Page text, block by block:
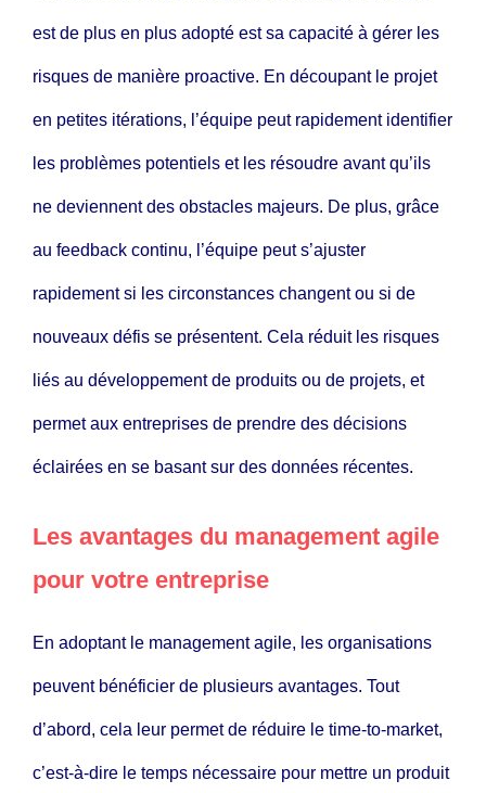
est de plus en plus adopté est sa capacité à gérer les
risques de manière proactive. En découpant le projet
en petites itérations, l’équipe peut rapidement identifier
les problèmes potentiels et les résoudre avant qu’ils
ne deviennent des obstacles majeurs. De plus, grâce
au feedback continu, l’équipe peut s’ajuster
rapidement si les circonstances changent ou si de
nouveaux défis se présentent. Cela réduit les risques
liés au développement de produits ou de projets, et
permet aux entreprises de prendre des décisions
éclairées en se basant sur des données récentes.
Les avantages du management agile
pour votre entreprise
En adoptant le management agile, les organisations
peuvent bénéficier de plusieurs avantages. Tout
d’abord, cela leur permet de réduire le time-to-market,
c’est-à-dire le temps nécessaire pour mettre un produit